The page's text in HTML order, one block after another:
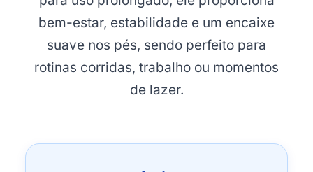
bem-estar, estabilidade e um encaixe
suave nos pés, sendo perfeito para
rotinas corridas, trabalho ou momentos
de lazer.